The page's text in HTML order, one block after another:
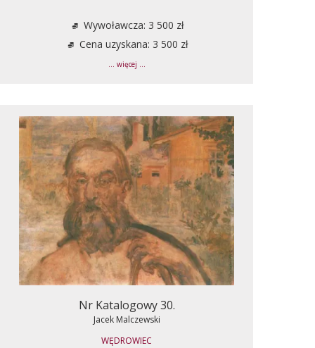
Wywoławcza: 3 500 zł
Cena uzyskana: 3 500 zł
... więcej ...
Nr Katalogowy 30.
Jacek Malczewski
WĘDROWIEC